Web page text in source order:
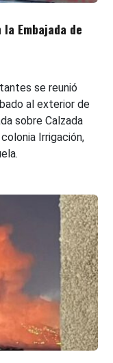
Embajada de
se reunió
al exterior de
sobre Calzada
Irrigación,